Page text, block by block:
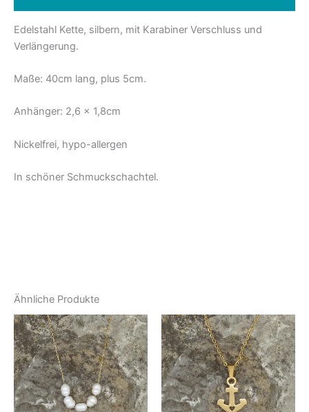
Edelstahl Kette, silbern, mit Karabiner Verschluss und
Verlängerung.
Maße: 40cm lang, plus 5cm.
Anhänger: 2,6 x 1,8cm
Nickelfrei, hypo-allergen
In schöner Schmuckschachtel.
Ähnliche Produkte